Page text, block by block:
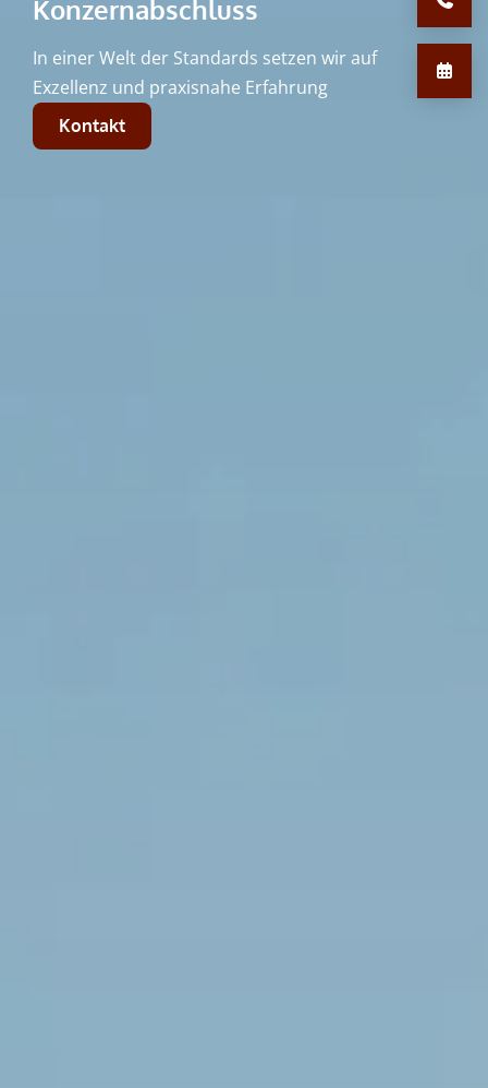
Konzernabschluss
In einer Welt der Standards setzen wir auf
Exzellenz und praxisnahe Erfahrung
Kontakt